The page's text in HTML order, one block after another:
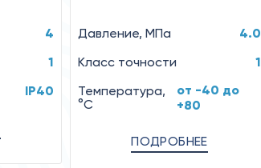
4
1
IP40
Давление, МПа
4.0
Класс точности
1
Температура,
°C
от -40 до
+80
ПОДРОБНЕЕ